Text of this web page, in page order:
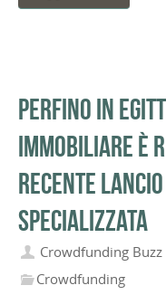
Perfino in
immobiliare è
recente
specializzata
Crowdfunding Buzz
Crowdfunding